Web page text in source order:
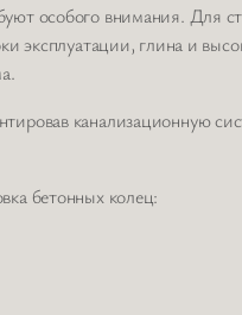
особого внимания. Для
эксплуатации, глина и
канализационную
бетонных колец: